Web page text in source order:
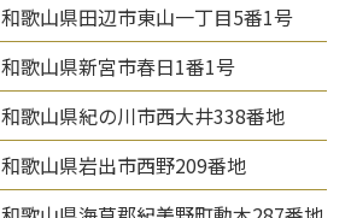
和歌山県田辺市東山一丁目5番1号
和歌山県新宮市春日1番1号
和歌山県紀の川市西大井338番地
和歌山県岩出市西野209番地